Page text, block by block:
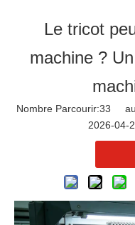
Le tricot
machine ?
Nombre Parcourir:33
2026-